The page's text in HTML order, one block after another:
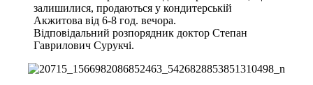
залишилися, продаються у кондитерській
Акжитова від 6-8 год. вечора.
Відповідальний розпорядник доктор Степан
Гаврилович Сурукчі.